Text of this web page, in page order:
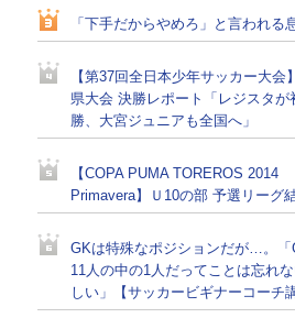
「下手だからやめろ」と言われる
【第37回全日本少年サッカー大会
県大会 決勝レポート「レジスタが
勝、大宮ジュニアも全国へ」
【COPA PUMA TOREROS 2014
Primavera】Ｕ10の部 予選リーグ
GKは特殊なポジションだが…。「
11人の中の1人だってことは忘れ
しい」【サッカービギナーコーチ